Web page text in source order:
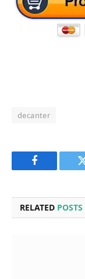
decanter
Facebook
RELATED POSTS